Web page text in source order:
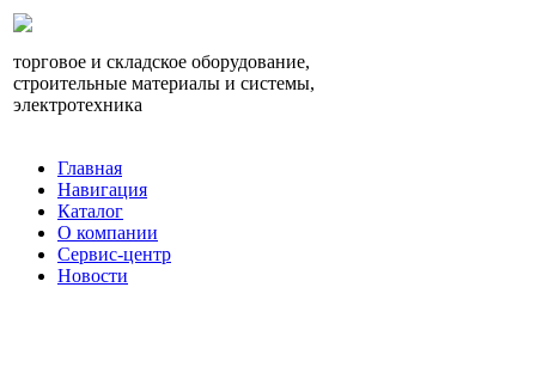
торговое и складское оборудование,
строительные материалы и системы,
электротехника
Главная
Навигация
Каталог
О компании
Сервис-центр
Новости